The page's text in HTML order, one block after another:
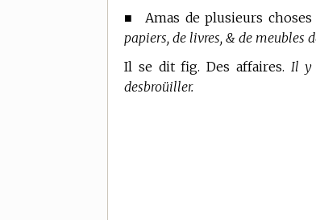
■ Amas de plusieurs
papiers, de livres, & de meubles
Il se dit fig. Des affaires. Il y
desbroüiller.